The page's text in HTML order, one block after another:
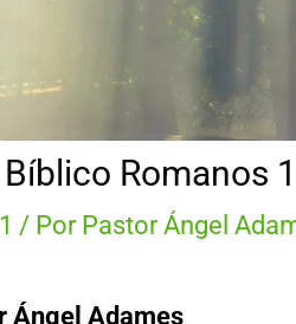
Romanos
/ Por Pastor Ángel
Ángel Adames